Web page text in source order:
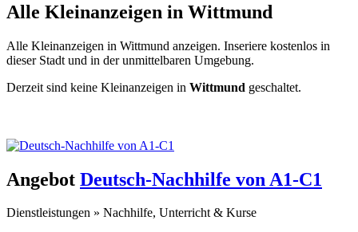
Alle Kleinanzeigen in Wittmund
Alle Kleinanzeigen in Wittmund anzeigen. Inseriere kostenlos in
dieser Stadt und in der unmittelbaren Umgebung.
Derzeit sind keine Kleinanzeigen in Wittmund geschaltet.
Angebot Deutsch-Nachhilfe von A1-C1
Dienstleistungen » Nachhilfe, Unterricht & Kurse